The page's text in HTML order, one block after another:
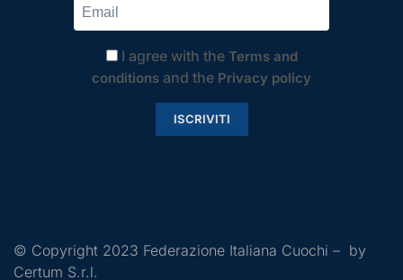
I agree with the Terms and
conditions and the Privacy policy
ISCRIVITI
© Copyright 2023 Federazione Italiana Cuochi – by
Certum S.r.l.